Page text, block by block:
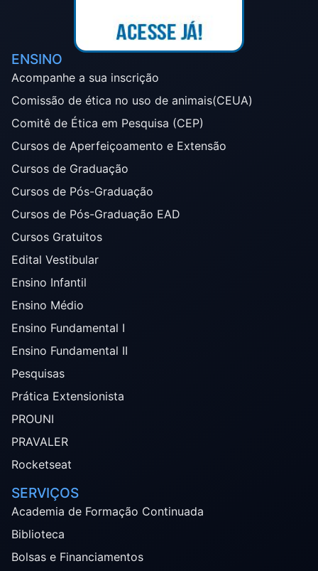
ENSINO
Acompanhe a sua inscrição
Comissão de ética no uso de animais(CEUA)
Comitê de Ética em Pesquisa (CEP)
Cursos de Aperfeiçoamento e Extensão
Cursos de Graduação
Cursos de Pós-Graduação
Cursos de Pós-Graduação EAD
Cursos Gratuitos
Edital Vestibular
Ensino Infantil
Ensino Médio
Ensino Fundamental I
Ensino Fundamental II
Pesquisas
Prática Extensionista
PROUNI
PRAVALER
Rocketseat
SERVIÇOS
Academia de Formação Continuada
Biblioteca
Bolsas e Financiamentos